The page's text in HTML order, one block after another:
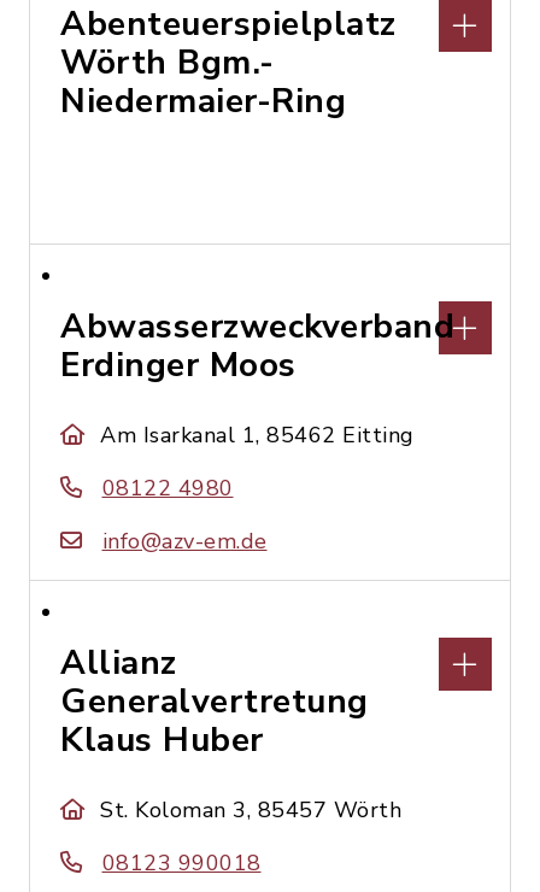
Abenteuerspielplatz
Wörth Bgm.-
Niedermaier-Ring
Abwasserzweckverband
Erdinger Moos
Am Isarkanal 1, 85462 Eitting
08122 4980
info@azv-em.de
Allianz
Generalvertretung
Klaus Huber
St. Koloman 3, 85457 Wörth
08123 990018